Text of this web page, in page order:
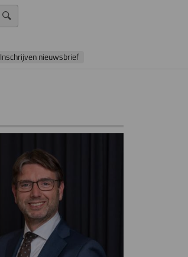
Inschrijven nieuwsbrief